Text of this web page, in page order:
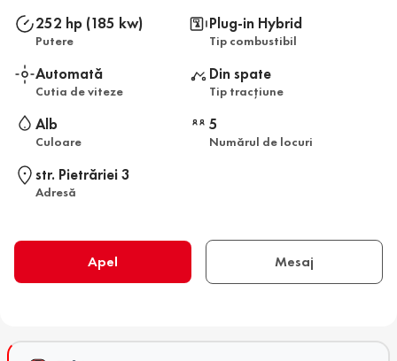
252 hp (185 kw)
Putere
Plug-in Hybrid
Tip combustibil
Automată
Cutia de viteze
Din spate
Tip tracțiune
Alb
Culoare
5
Numărul de locuri
str. Pietrăriei 3
Adresă
Apel Mesaj